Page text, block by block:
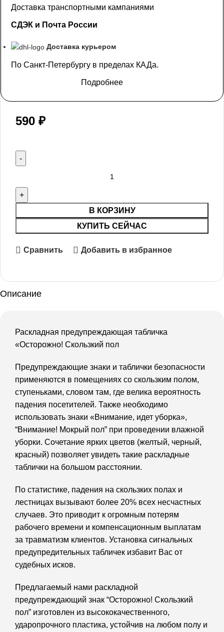
Доставка транспортными кампаниями
СДЭК и Почта России
Доставка курьером
По Санкт-Петербургу в пределах КАДа.
Подробнее
590 ₽
В КОРЗИНУ
КУПИТЬ СЕЙЧАС
Сравнить Добавить в избранное
Описание
Раскладная предупреждающая табличка
«Осторожно! Скользкий пол
Предупреждающие знаки и таблички безопасности
применяются в помещениях со скользким полом,
ступеньками, словом там, где велика вероятность
падения посетителей. Также необходимо
использовать знаки «Внимание, идет уборка»,
“Внимание! Мокрый пол” при проведении влажной
уборки. Сочетание ярких цветов (желтый, черный,
красный) позволяет увидеть такие раскладные
таблички на большом расстоянии.
По статистике, падения на скользких полах и
лестницах вызывают более 20% всех несчастных
случаев. Это приводит к огромным потерям
рабочего времени и компенсационным выплатам
за травматизм клиентов. Установка сигнальных
предупредительных табличек избавит Вас от
судебных исков.
Предлагаемый нами раскладной
предупреждающий знак “Осторожно! Скользкий
пол” изготовлен из высококачественного,
ударопрочного пластика, устойчив на любом полу и